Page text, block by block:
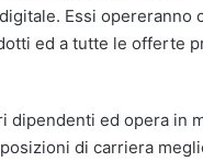
Essi opereranno
ed a tutte le offerte
dipendenti ed opera in
di carriera